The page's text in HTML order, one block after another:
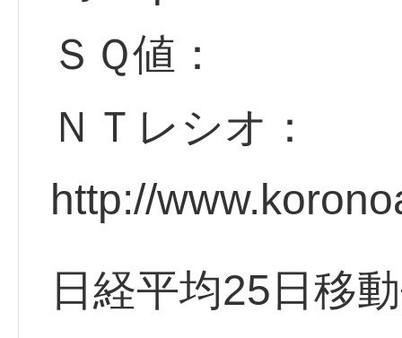
ＳＱ値：
ＮＴレシオ：
http://
日経平均25日移